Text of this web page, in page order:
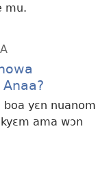
mu.
boa yɛn nuanom
ama wɔn